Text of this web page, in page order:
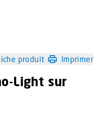
produit Imprimer
Light sur